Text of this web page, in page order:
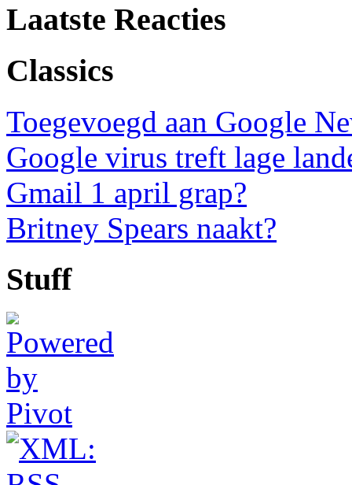
Laatste Reacties
Classics
Toegevoegd aan Google
Google virus treft lage
Gmail 1 april grap?
Britney Spears naakt?
Stuff